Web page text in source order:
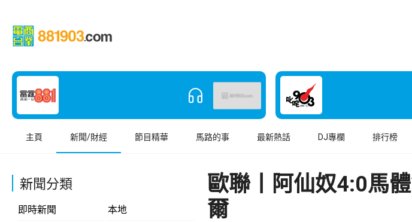
主頁 新聞/財經 節目精華 馬路的事 最新熱話 DJ專欄 排行榜
新聞分類
即時新聞
本地
歐聯丨阿仙奴4:0馬
爾